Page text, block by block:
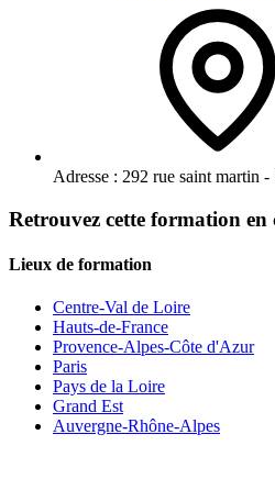
Adresse : 292 rue saint martin
Retrouvez cette formation en
Lieux de formation
Centre-Val de Loire
Hauts-de-France
Provence-Alpes-Côte d'Azur
Paris
Pays de la Loire
Grand Est
Auvergne-Rhône-Alpes